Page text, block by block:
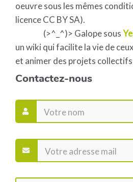
oeuvre sous les mêmes
licence CC BY SA).
(>^_^)> Galope sous
un wiki qui facilite la vie de
et animer des projets collectifs
Contactez-nous